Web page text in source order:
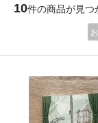
10件の商品が見つ